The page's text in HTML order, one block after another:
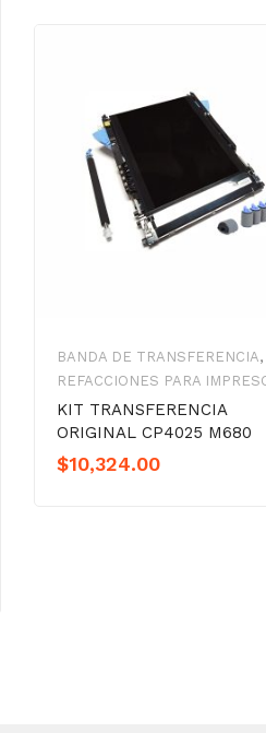
BANDA DE TRANSFERENCIA,
REFACCIONES PARA
KIT TRANSFERENCIA
ORIGINAL CP4025 M680
$10,324.00